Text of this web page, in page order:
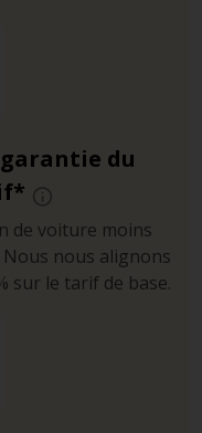
du
de voiture moins
nous alignons
sur le tarif de base.